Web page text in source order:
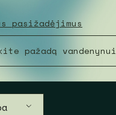
pasižadėjimus
pažadą vandenynui